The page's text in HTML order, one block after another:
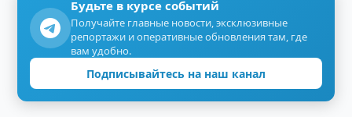
Будьте в курсе событий
Получайте главные новости, эксклюзивные
репортажи и оперативные обновления там, где
вам удобно.
Подписывайтесь на наш канал